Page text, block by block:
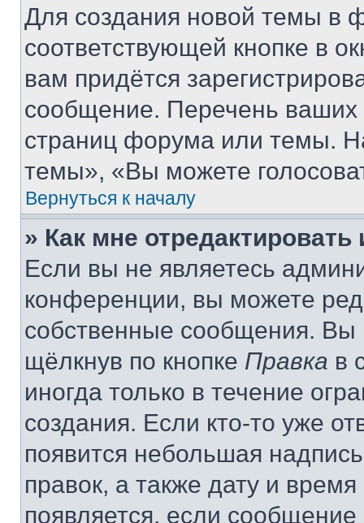
Для создания новой темы в
соответствующей кнопке в
вам придётся
сообщение. Перечень ваших
страниц форума или темы.
темы», «Вы можете
Вернуться к началу
» Как мне
Если вы не являетесь
конференции, вы можете
собственные сообщения. Вы
щёлкнув по кнопке Правка в
иногда только в течение
создания. Если кто-то уже
появится небольшая
правок, а также дату и
появляется, если